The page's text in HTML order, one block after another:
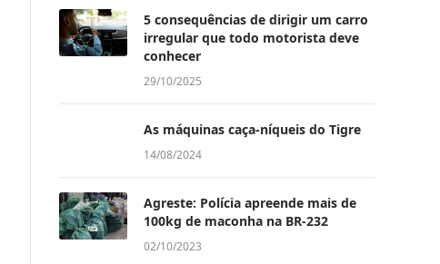
5 consequências de dirigir um carro
irregular que todo motorista deve
conhecer
29/10/2025
As máquinas caça-níqueis do Tigre
14/08/2024
Agreste: Polícia apreende mais de
100kg de maconha na BR-232
02/10/2023